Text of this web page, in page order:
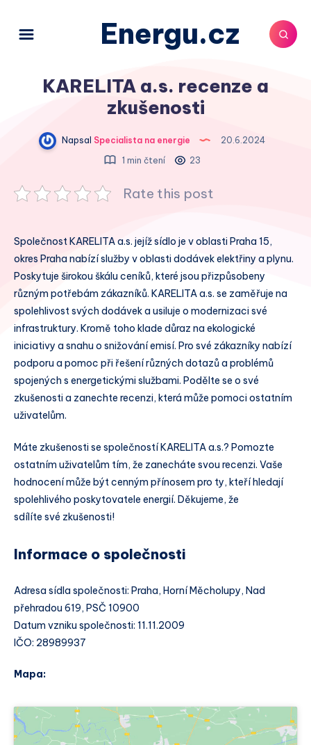
Energu.cz
KARELITA a.s. recenze a
zkušenosti
Napsal Specialista na energie
20.6.2024
1 min čtení
23
Rate this post
Společnost KARELITA a.s. jejíž sídlo je v oblasti Praha 15,
okres Praha nabízí služby v oblasti dodávek elektřiny a plynu.
Poskytuje širokou škálu ceníků, které jsou přizpůsobeny
různým potřebám zákazníků. KARELITA a.s. se zaměřuje na
spolehlivost svých dodávek a usiluje o modernizaci své
infrastruktury. Kromě toho klade důraz na ekologické
iniciativy a snahu o snižování emisí. Pro své zákazníky nabízí
podporu a pomoc při řešení různých dotazů a problémů
spojených s energetickými službami. Podělte se o své
zkušenosti a zanechte recenzi, která může pomoci ostatním
uživatelům.
Máte zkušenosti se společností KARELITA a.s.? Pomozte
ostatním uživatelům tím, že zanecháte svou recenzi. Vaše
hodnocení může být cenným přínosem pro ty, kteří hledají
spolehlivého poskytovatele energií. Děkujeme, že
sdílíte své zkušenosti!
Informace o společnosti
Adresa sídla společnosti: Praha, Horní Měcholupy, Nad
přehradou 619, PSČ 10900
Datum vzniku společnosti: 11.11.2009
IČO: 28989937
Mapa: